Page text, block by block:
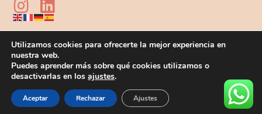
© Elsa Moreno 2025
Aviso Legal Política de Privacidad
Utilizamos cookies para ofrecerte la mejor experiencia en
nuestra web.
Puedes aprender más sobre qué cookies utilizamos o
desactivarlas en los ajustes.
Aceptar Rechazar Ajustes